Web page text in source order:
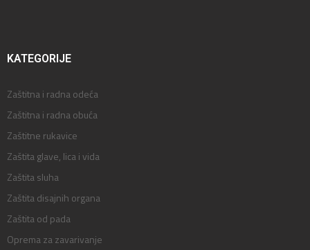
KATEGORIJE
Zaštitna i radna odeća
Zaštitna i radna obuća
Zaštitne rukavice
Zaštita glave, lica i vida
Zaštita sluha
Zaštita disajnih organa
Zaštita od pada
Oprema za zavarivanje